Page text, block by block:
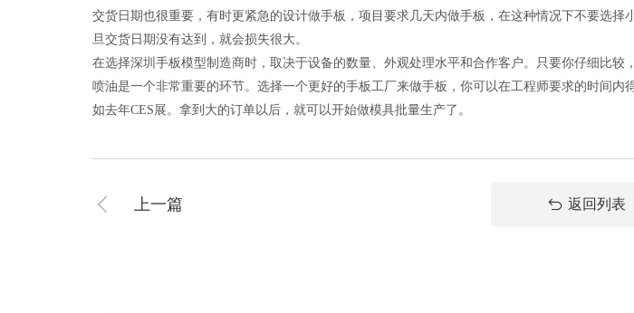
交货日期也很重要，有时更紧急的设计做手板，项目要求几天内做手板，在这种情况下不要选
旦交货日期没有达到，就会损失很大。
在选择深圳手板模型制造商时，取决于设备的数量、外观处理水平和合作客户。只要你仔细比
喷油是一个非常重要的环节。选择一个更好的手板工厂来做手板，你可以在工程师要求的时间
如去年CES展。拿到大的订单以后，就可以开始做模具批量生产了。
上一篇 返回列表